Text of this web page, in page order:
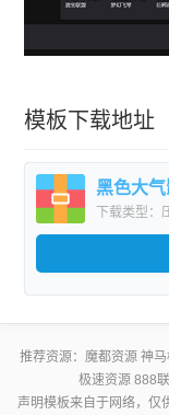
模板下载地址
黑色大
下载类型：
下载
推荐资源： 魔都资源 神马
极速资源 888
声明模板来自于网络，仅